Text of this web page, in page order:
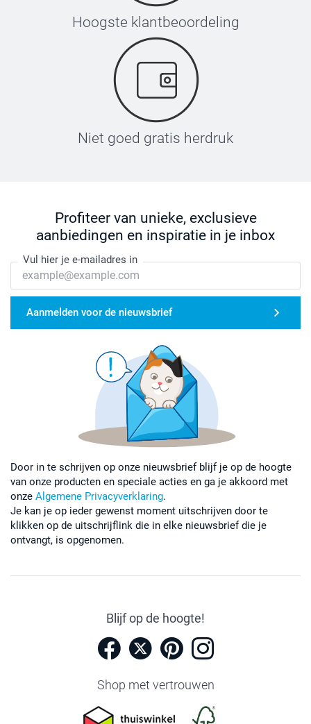
Hoogste klantbeoordeling
Niet goed gratis herdruk
Profiteer van unieke, exclusieve
aanbiedingen en inspiratie in je inbox
Vul hier je e-mailadres in
Aanmelden voor de nieuwsbrief
Door in te schrijven op onze nieuwsbrief blijf je op de hoogte
van onze producten en speciale acties en ga je akkoord met
onze Algemene Privacyverklaring.
Je kan je op ieder gewenst moment uitschrijven door te
klikken op de uitschrijflink die in elke nieuwsbrief die je
ontvangt, is opgenomen.
Blijf op de hoogte!
Shop met vertrouwen